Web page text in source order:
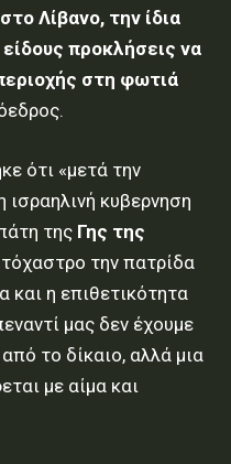
Λίβανο, την ίδια
προκλήσεις να
στη φωτιά
ότι «μετά την
ισραηλινή κυβερνηση
της Γης της
την πατρίδα
και η επιθετικότητα
μας δεν έχουμε
το δίκαιο, αλλά μια
με αίμα και